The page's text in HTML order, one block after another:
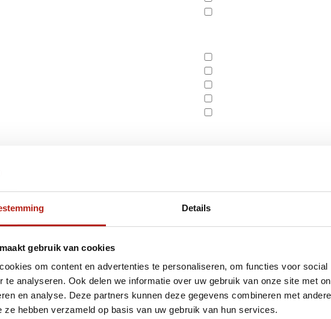
Details
gebruik van cookies
om content en advertenties te personaliseren, om functies voor
te analyseren. Ook delen we informatie over uw gebruik van onze site met
en analyse. Deze partners kunnen deze gegevens combineren met
ze hebben verzameld op basis van uw gebruik van hun services.
met Athletics Hoodie zwart/goud